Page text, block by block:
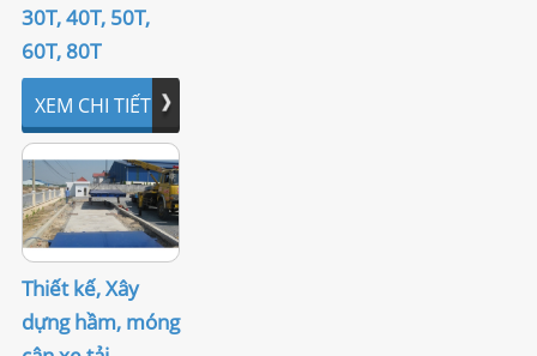
LIÊN HỆ
30T, 40T, 50T,
60T, 80T
XEM CHI TIẾT
Thiết kế, Xây
dựng hầm, móng